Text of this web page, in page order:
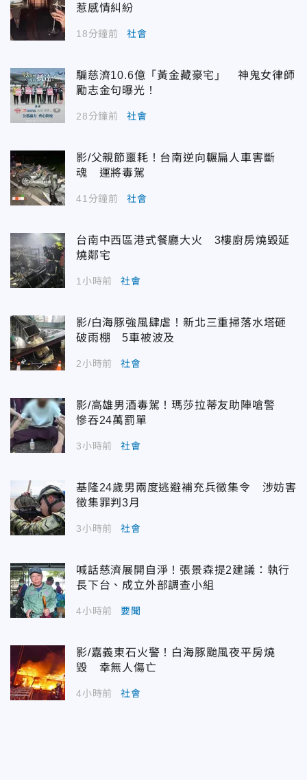
惹感情糾紛
18分鐘前 社會
騙慈濟10.6億「黃金藏豪宅」 神鬼女律師
勵志金句曝光！
28分鐘前 社會
影/父親節噩耗！台南逆向輾扁人車害斷
魂 運將毒駕
41分鐘前 社會
台南中西區港式餐廳大火 3樓廚房燒毀延
燒鄰宅
1小時前 社會
影/白海豚強風肆虐！新北三重掃落水塔砸
破雨棚 5車被波及
2小時前 社會
影/高雄男酒毒駕！瑪莎拉蒂友助陣嗆警
慘吞24萬罰單
3小時前 社會
基隆24歲男兩度逃避補充兵徵集令 涉妨害
徵集罪判3月
3小時前 社會
喊話慈濟展開自淨！張景森提2建議：執行
長下台、成立外部調查小組
4小時前 要聞
影/嘉義東石火警！白海豚颱風夜平房燒
毀 幸無人傷亡
4小時前 社會